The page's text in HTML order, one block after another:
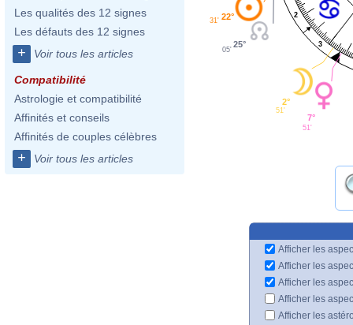
Les qualités des 12 signes
Les défauts des 12 signes
+ Voir tous les articles
Compatibilité
Astrologie et compatibilité
Affinités et conseils
Affinités de couples célèbres
+ Voir tous les articles
2
3
22°
31'
25°
05'
2°
51'
7°
51'
Afficher les
Afficher les
Afficher les
Afficher les
Afficher les